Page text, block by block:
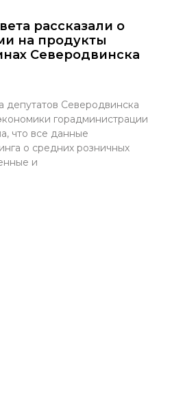
рассказали о
на продукты
Северодвинска
депутатов Северодвинска
горадминистрации
что все данные
о средних розничных
и